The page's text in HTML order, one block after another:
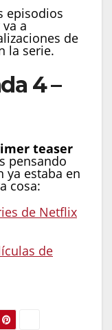
episodios
a
de
la serie.
4 –
teaser
pensando
ya estaba en
cosa:
de Netflix
de